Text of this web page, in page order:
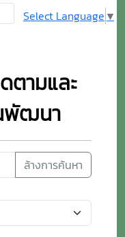
Select Language ▼
ตามและ
พัฒนา
ล้างการค้นหา